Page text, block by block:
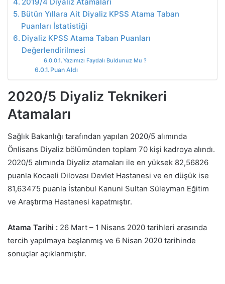
2019/4 Diyaliz Atamaları
Bütün Yıllara Ait Diyaliz KPSS Atama Taban
Puanları İstatistiği
Diyaliz KPSS Atama Taban Puanları
Değerlendirilmesi
Yazımızı Faydalı Buldunuz Mu ?
Puan Aldı
2020/5 Diyaliz Teknikeri
Atamaları
Sağlık Bakanlığı tarafından yapılan 2020/5 alımında
Önlisans Diyaliz bölümünden toplam 70 kişi kadroya alındı.
2020/5 alımında Diyaliz atamaları ile en yüksek 82,56826
puanla Kocaeli Dilovası Devlet Hastanesi ve en düşük ise
81,63475 puanla İstanbul Kanuni Sultan Süleyman Eğitim
ve Araştırma Hastanesi kapatmıştır.
Atama Tarihi : 26 Mart – 1 Nisans 2020 tarihleri arasında
tercih yapılmaya başlanmış ve 6 Nisan 2020 tarihinde
sonuçlar açıklanmıştır.